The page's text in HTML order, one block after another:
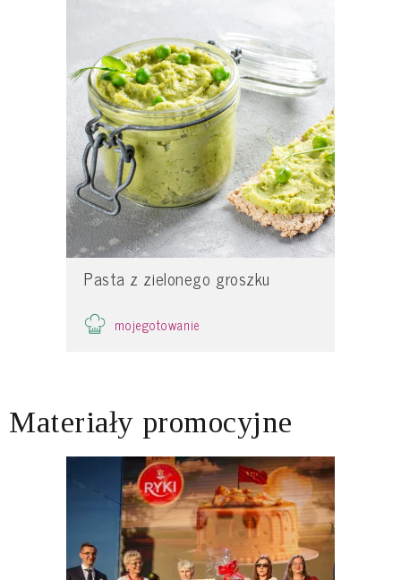
Pasta z zielonego groszku
mojegotowanie
Materiały promocyjne